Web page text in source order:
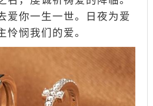
爱你一生一世。日夜为爱
怜悯我们的爱。